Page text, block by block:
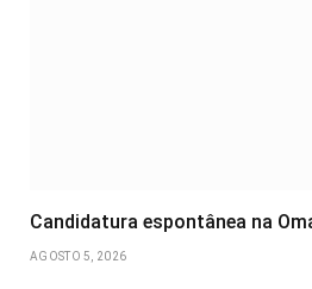
Candidatura espontânea na
AGOSTO 5, 2026